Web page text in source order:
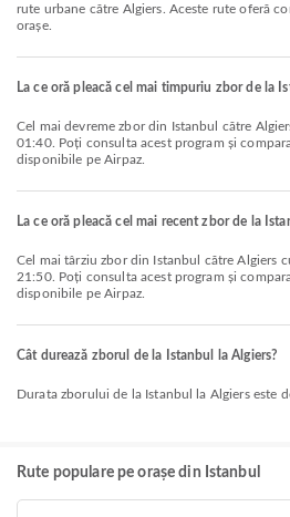
rute urbane către Algiers. Aceste rute oferă
orașe.
La ce oră pleacă cel mai timpuriu zbor de la
Cel mai devreme zbor din Istanbul către Algiers cu Air Algerie pleacă la ora
01:40. Poți consulta acest program și
disponibile pe Airpaz.
La ce oră pleacă cel mai recent zbor de la
Cel mai târziu zbor din Istanbul către Algiers cu Air Algerie pleacă la ora
21:50. Poți consulta acest program și
disponibile pe Airpaz.
Cât durează zborul de la Istanbul la Algiers?
Durata zborului de la Istanbul la Algiers este
Rute populare pe orașe din Istanbul